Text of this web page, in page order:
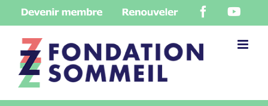
Devenir
membre
Renouveler Facebook